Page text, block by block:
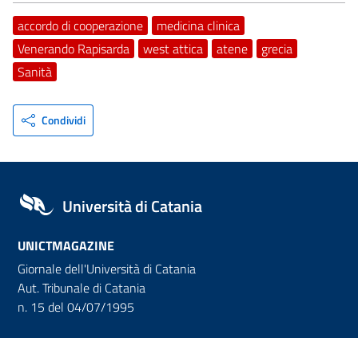
accordo di cooperazione
medicina clinica
Venerando Rapisarda
west attica atene
grecia
Sanità
Condividi
Università di Catania
UNICTMAGAZINE
Giornale dell'Università di Catania
Aut. Tribunale di Catania
n. 15 del 04/07/1995